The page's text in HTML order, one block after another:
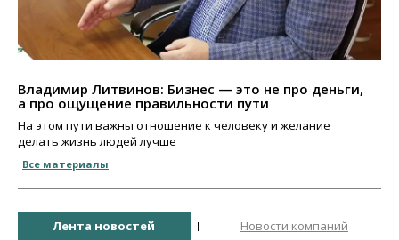
Владимир Литвинов: Бизнес — это не про деньги,
а про ощущение правильности пути
На этом пути важны отношение к человеку и желание
делать жизнь людей лучше
Все материалы
Лента новостей Новости компаний